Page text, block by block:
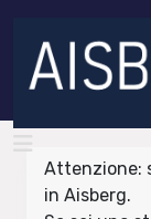
Attenzione:
in Aisberg.